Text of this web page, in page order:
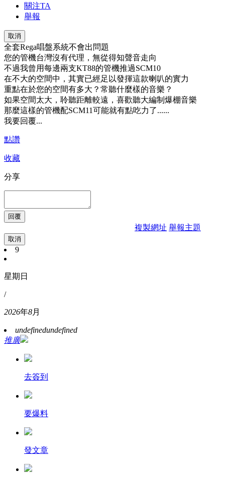
關注TA
舉報
取消
全套Rega唱盤系統不會出問題
您的管機台灣沒有代理，無從得知聲音走向
不過我曾用每邊兩支KT88的管機推過SCM10
在不大的空間中，其實已經足以發揮這款喇叭的實力
重點在於您的空間有多大？常聽什麼樣的音樂？
如果空間太大，聆聽距離較遠，喜歡聽大編制爆棚音樂
那麼這樣的管機配SCM11可能就有點吃力了......
我要回覆...
點讚
收藏
分享
複製網址 舉報主題
取消
9
星期日
/
2026年8月
undefinedundefined
推廣
去簽到
要爆料
發文章